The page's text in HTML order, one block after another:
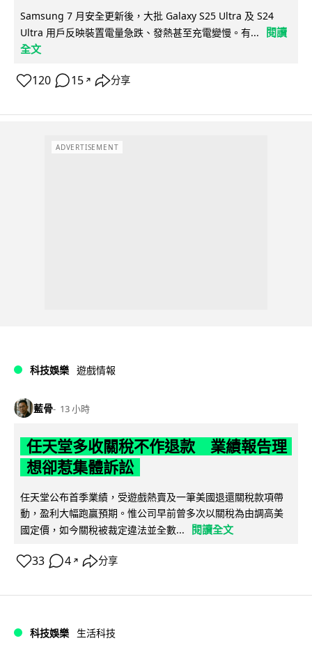
Samsung 7 月安全更新後，大批 Galaxy S25 Ultra 及 S24
Ultra 用戶反映裝置電量急跌、發熱甚至充電變慢。有...
閱讀
全文
120 15 ↗ 分享
ADVERTISEMENT
科技娛樂 遊戲情報
藍骨 13 小時
任天堂多收關稅不作退款 業績報告理
想卻惹集體訴訟
任天堂公布首季業績，受遊戲熱賣及一筆美國退還關稅款項帶
動，盈利大幅跑贏預期。惟公司早前曾多次以關稅為由調高美
國定價，如今關稅被裁定違法並全數...
閱讀全文
33 4 ↗ 分享
科技娛樂 生活科技